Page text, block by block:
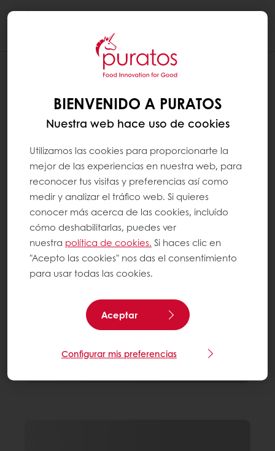
BIENVENIDO A PURATOS
Nuestra web hace uso de cookies
Utilizamos las cookies para proporcionarte la
mejor de las experiencias en nuestra web, para
reconocer tus visitas y preferencias así como
medir y analizar el tráfico web. Si quieres
conocer más acerca de las cookies, incluído
cómo deshabilitarlas, puedes ver
nuestra política de cookies. Si haces clic en
"Acepto las cookies" nos das el consentimiento
para usar todas las cookies.
Aceptar
Configurar mis preferencias